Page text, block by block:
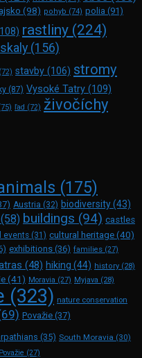
(98) pohyb (74) polia (91)
rastliny (224)
skaly (156)
(72) stavby (106) stromy
(87) Vysoké Tatry (109)
ľad (72) živočíchy
(175)
Austria (32) biodiversity(43)
(58) buildings (94) castles
events (31) cultural heritage (40)
exhibitions (36) families (27)
(48) hiking (44) history (28)
(41) Moravia (27) Myjava (28)
(323) nature conservation
Považie (37)
(35) South Moravia (30)
(27)